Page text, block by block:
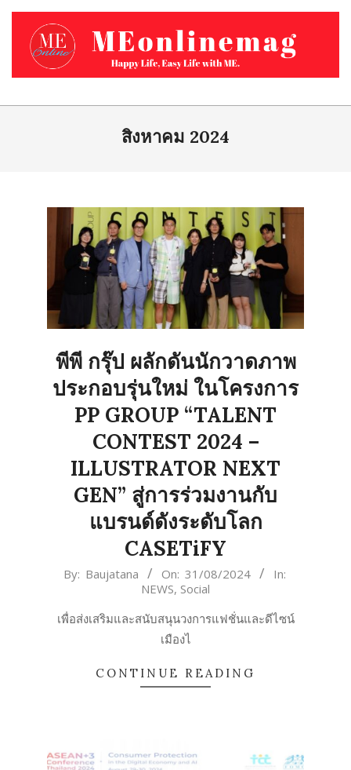
Skip
content
Primary
สิงหาคม 2024
พีพี กรุ๊ป ผลักดันนักวาดภาพ
ประกอบรุ่นใหม่ ในโครงการ
PP GROUP “TALENT
CONTEST 2024 –
ILLUSTRATOR NEXT
GEN” สู่การร่วมงานกับ
แบรนด์ดังระดับโลก
CASETiFY
2024-
31
By: Baujatana On: 31/08/2024
In:
NEWS, Social
เพื่อส่งเสริมและสนับสนุนวงการแฟชั่นและดีไซน์
เมืองไ
CONTINUE READING